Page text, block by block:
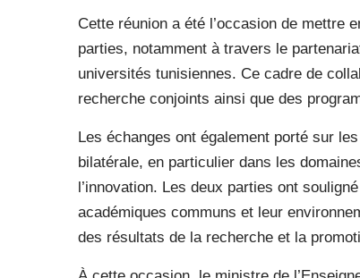
Cette réunion a été l’occasion de mettre
parties, notamment à travers le
universités tunisiennes. Ce cadre de
recherche conjoints ainsi que des
Les échanges ont également porté sur
bilatérale, en particulier dans les
l’innovation. Les deux parties ont
académiques communs et leur
des résultats de la recherche et la